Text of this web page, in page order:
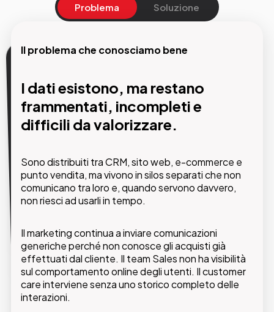
Problema Soluzione
Un unico hub per conoscere,
segmentare e coinvolgere ogni
Con il CDP integrato in Pimcore, tutti i dati
convergono in un profilo cliente unificato a 360°.
Niente più silos, niente più dati in ritardo. Ogni team
tempo reale.
Profilo cliente unificato
Il problema che conosciamo bene
I dati esistono, ma restano
frammentati, incompleti e
difficili da valorizzare.
Sono distribuiti tra CRM, sito web, e-commerce e
punto vendita, ma vivono in silos separati che non
comunicano tra loro e, quando servono davvero,
non riesci ad usarli in tempo.
Il marketing continua a inviare comunicazioni
generiche perché non conosce gli acquisti già
effettuati dal cliente. Il team Sales non ha visibilità
sul comportamento online degli utenti. Il customer
care interviene senza uno storico completo delle
interazioni.